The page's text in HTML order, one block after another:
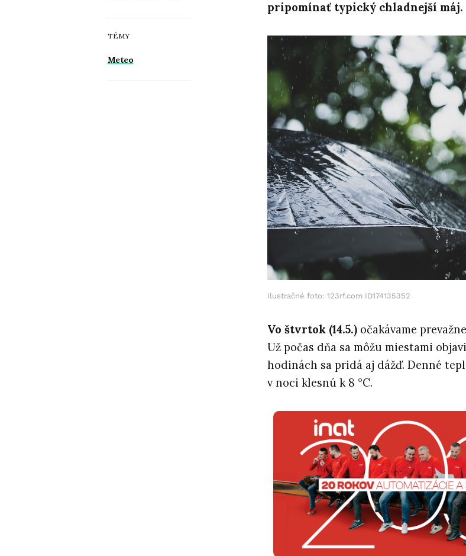
TÉMY
Meteo
pripomínať typický chladnejší máj.
Ilustračné foto: 123rf.com ID174135352
Vo štvrtok (14.5.) očakávame
Už počas dňa sa môžu miestami
hodinách sa pridá aj dážď. Denné
v noci klesnú k 8 °C.